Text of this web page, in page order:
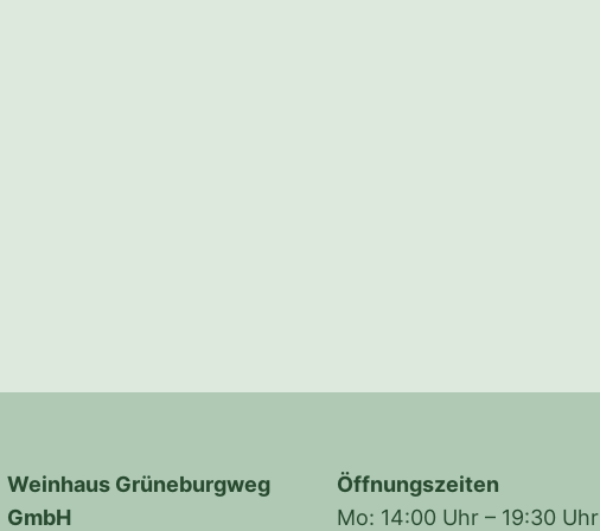
Weinhaus Grüneburgweg
GmbH
Öffnungszeiten
Mo: 14:00 Uhr – 19:30 Uhr